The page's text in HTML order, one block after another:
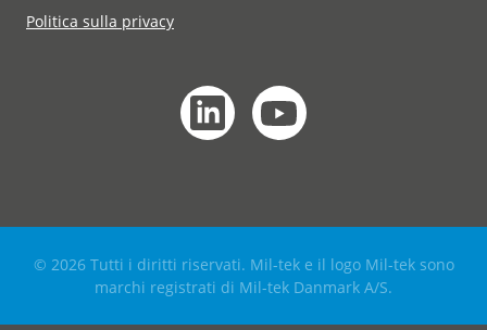
Politica sulla privacy
© 2026 Tutti i diritti riservati. Mil-tek e il logo Mil-tek sono
marchi registrati di Mil-tek Danmark A/S.